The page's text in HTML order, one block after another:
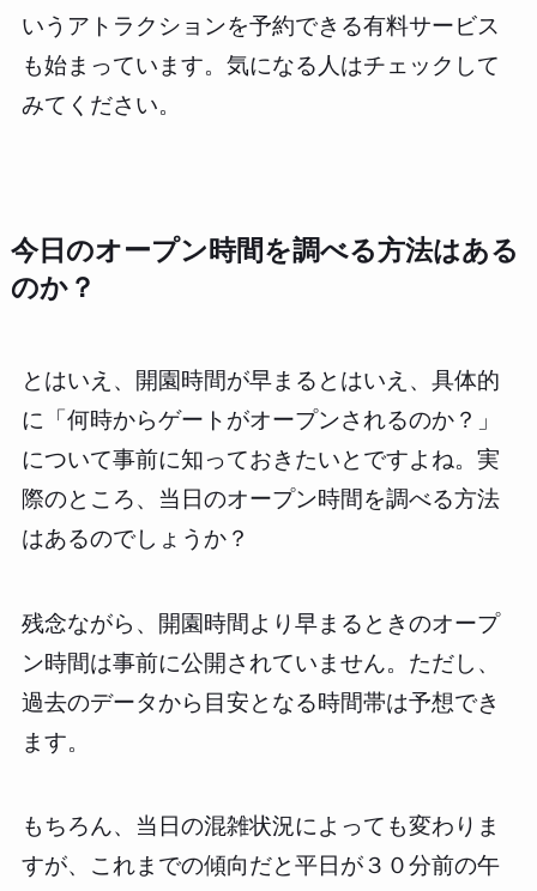
いうアトラクションを予約できる有料サービス
も始まっています。気になる人はチェックして
みてください。
今日のオープン時間を調べる方法はある
のか？
とはいえ、開園時間が早まるとはいえ、具体的
に「何時からゲートがオープンされるのか？」
について事前に知っておきたいとですよね。実
際のところ、当日のオープン時間を調べる方法
はあるのでしょうか？
残念ながら、開園時間より早まるときのオープ
ン時間は事前に公開されていません。ただし、
過去のデータから目安となる時間帯は予想でき
ます。
もちろん、当日の混雑状況によっても変わりま
すが、これまでの傾向だと平日が３０分前の午